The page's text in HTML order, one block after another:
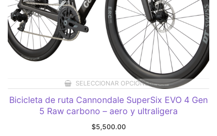
SELECCIONAR OPCIONES
Bicicleta de ruta Cannondale SuperSix EVO 4 Gen
5 Raw carbono – aero y ultraligera
$5,500.00